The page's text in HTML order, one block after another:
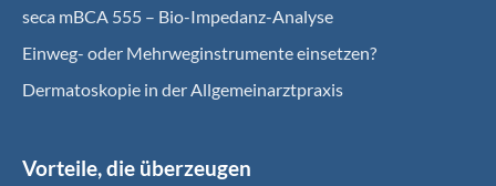
seca mBCA 555 – Bio-Impedanz-Analyse
Einweg- oder Mehrweginstrumente einsetzen?
Dermatoskopie in der Allgemeinarztpraxis
Vorteile, die überzeugen